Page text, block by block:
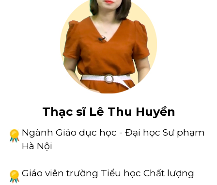
Thạc sĩ Lê Thu Huyền
Ngành Giáo dục học - Đại học Sư phạm
Hà Nội
Giáo viên trường Tiểu học Chất lượng